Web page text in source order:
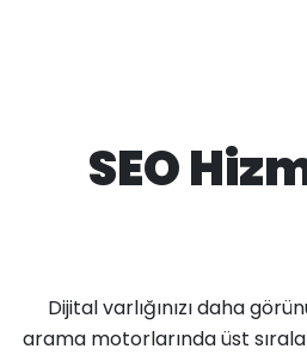
SEO
Dijital varlığınızı daha
arama motorlarında üst